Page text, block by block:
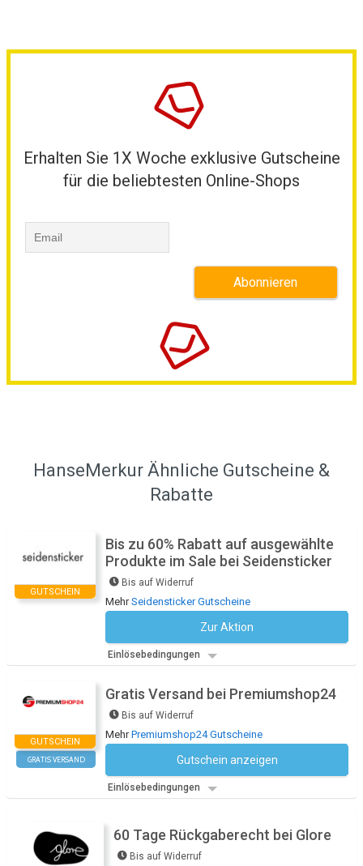
Erhalten Sie 1X Woche exklusive Gutscheine
für die beliebtesten Online-Shops
HanseMerkur Ähnliche Gutscheine &
Rabatte
GUTSCHEIN
Bis zu 60% Rabatt auf ausgewählte
Produkte im Sale bei Seidensticker
Bis auf Widerruf
MehrSeidensticker Gutscheine
Zur Aktion
Einlösebedingungen
GUTSCHEIN
GRATIS VERSAND
Gratis Versand bei Premiumshop24
Bis auf Widerruf
MehrPremiumshop24 Gutscheine
Gutschein anzeigen
Einlösebedingungen
60 Tage Rückgaberecht bei Glore
Bis auf Widerruf